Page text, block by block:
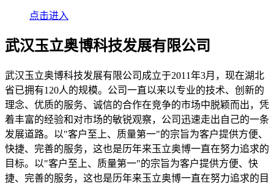
点击进入
武汉玉立奥博科技发展有限公司
武汉玉立奥博科技发展有限公司成立于2011年3月，现在湖北
省已拥有120人的规模。公司一直以来以专业的技术、创新的
理念、优质的服务、诚信的合作在竞争的市场中脱颖而出，凭
着丰富的经验和对市场的敏锐观察，公司迅速走出自己的一条
发展道路。以"客户至上、质量第一"的宗旨为客户提供方便、
快捷、完善的服务，这也是历年来玉立奥博一直在努力追求的
目标。以"客户至上、质量第一"的宗旨为客户提供方便、快
捷、完善的服务，这也是历年来玉立奥博一直在努力追求的目